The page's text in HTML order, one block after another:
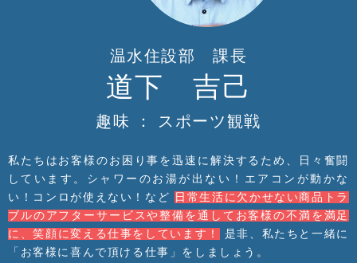
温水住設部 課長
道下 吉己
趣味 ： スポーツ観戦
私たちはお客様のお困り事を迅速に解決するため、日々奮闘
しています。シャワーのお湯が出ない！エアコンが動かな
い！コンロが使えない！など
日常生活に欠かせない商品トラ
ブルのアフターサービスや整備を通してお客様の不満を満足
に、笑顔に変える仕事をしています！
是非、私たちと一緒に
「お客様に喜んで頂ける仕事」をしましょう。